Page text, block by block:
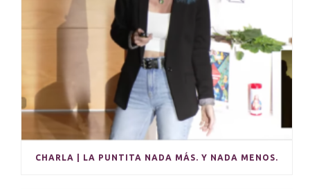
CHARLA | LA PUNTITA NADA MÁS. Y NADA MENOS.